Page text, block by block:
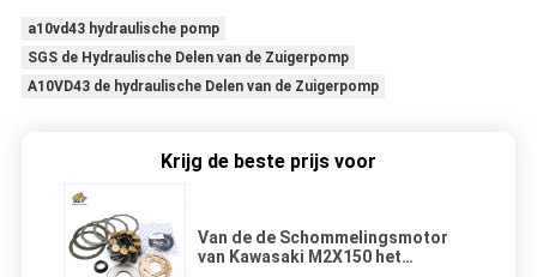
a10vd43 hydraulische pomp
SGS de Hydraulische Delen van de Zuigerpomp
A10VD43 de hydraulische Delen van de Zuigerpomp
Krijg de beste prijs voor
Van de de Schommelingsmotor
van Kawasaki M2X150 het